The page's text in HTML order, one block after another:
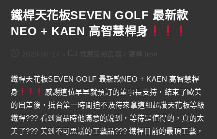
鐵桿天花板SEVEN GOLF 最新款
NEO + KAEN 高智慧桿身
2023-07-17 鐵桿 Iron
鐵桿天花板SEVEN GOLF 最新款NEO + KAEN 高智慧桿
身
感謝這位早早就預訂的董事長支持，結束了歐美
的出差後，抵台第一時間迫不及待來拿這組超讚天花板等級
鐵桿??? 看到實品時他滿意的說到，等待是值得的，真的太
美了??? 美到不可思議的工藝品??? 鐵桿目前的最頂工藝，